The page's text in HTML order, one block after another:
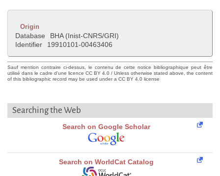
Origin
Database
BHA (Inist-CNRS/GRI)
Identifier
19910101-00463406
Sauf mention contraire ci-dessus, le contenu de cette notice bibliographique peut être
utilisé dans le cadre d'une licence CC BY 4.0 / Unless otherwise stated above, the content
of this bibliographic record may be used under a CC BY 4.0 license
Searching the Web
Search on Google Scholar
Search on WorldCat Catalog